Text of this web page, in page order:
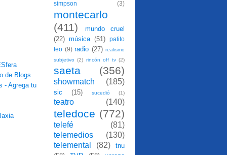
simpson
(3)
montecarlo
(411)
mundo cruel
(22) música (51)
patito
feo (9) radio (27) realismo
subjetivo (2) rincón off tv (2)
saeta (356)
showmatch (185)
sic (15) sucedió (1)
teatro (140)
teledoce (772)
telefé
(81)
telemedios
(130)
telemental
(82)
tnu